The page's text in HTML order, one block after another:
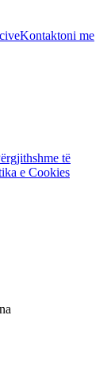
Kontaktoni me
të
e Cookies